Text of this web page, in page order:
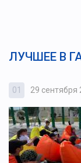
ЛУЧШЕЕ В
01 29 сентября